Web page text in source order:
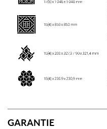
GARANTIE